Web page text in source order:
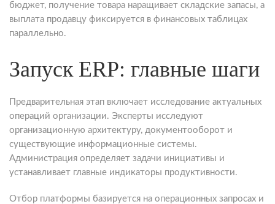
бюджет, получение товара наращивает складские запасы, а
выплата продавцу фиксируется в финансовых таблицах
параллельно.
Запуск ERP: главные шаги
Предварительная этап включает исследование актуальных
операций организации. Эксперты исследуют
организационную архитектуру, документооборот и
существующие информационные системы.
Администрация определяет задачи инициативы и
устанавливает главные индикаторы продуктивности.
Отбор платформы базируется на операционных запросах и